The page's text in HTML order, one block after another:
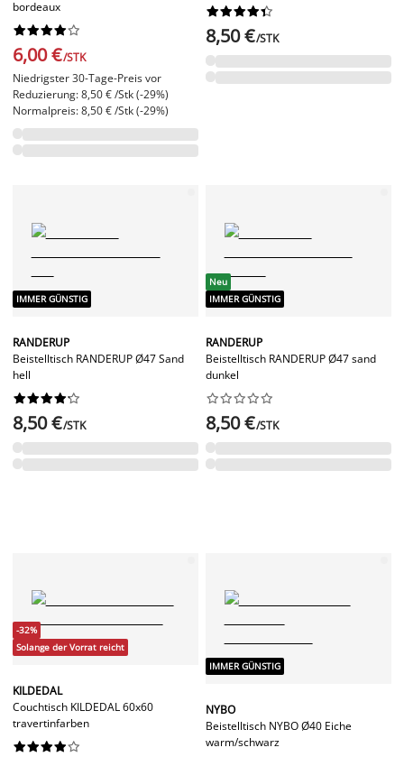
bordeaux






6,00 €/STK
Niedrigster 30-Tage-Preis vor
Reduzierung: 8,50 € /Stk (-29%)
Normalpreis: 8,50 € /Stk (-29%)






8,50 €/STK
IMMER GÜNSTIG
RANDERUP
Beistelltisch RANDERUP Ø47 Sand
hell






8,50 €/STK
Neu
IMMER GÜNSTIG
RANDERUP
Beistelltisch RANDERUP Ø47 sand
dunkel






8,50 €/STK
-32%
Solange der Vorrat reicht
KILDEDAL
Couchtisch KILDEDAL 60x60
travertinfarben






IMMER GÜNSTIG
NYBO
Beistelltisch NYBO Ø40 Eiche
warm/schwarz